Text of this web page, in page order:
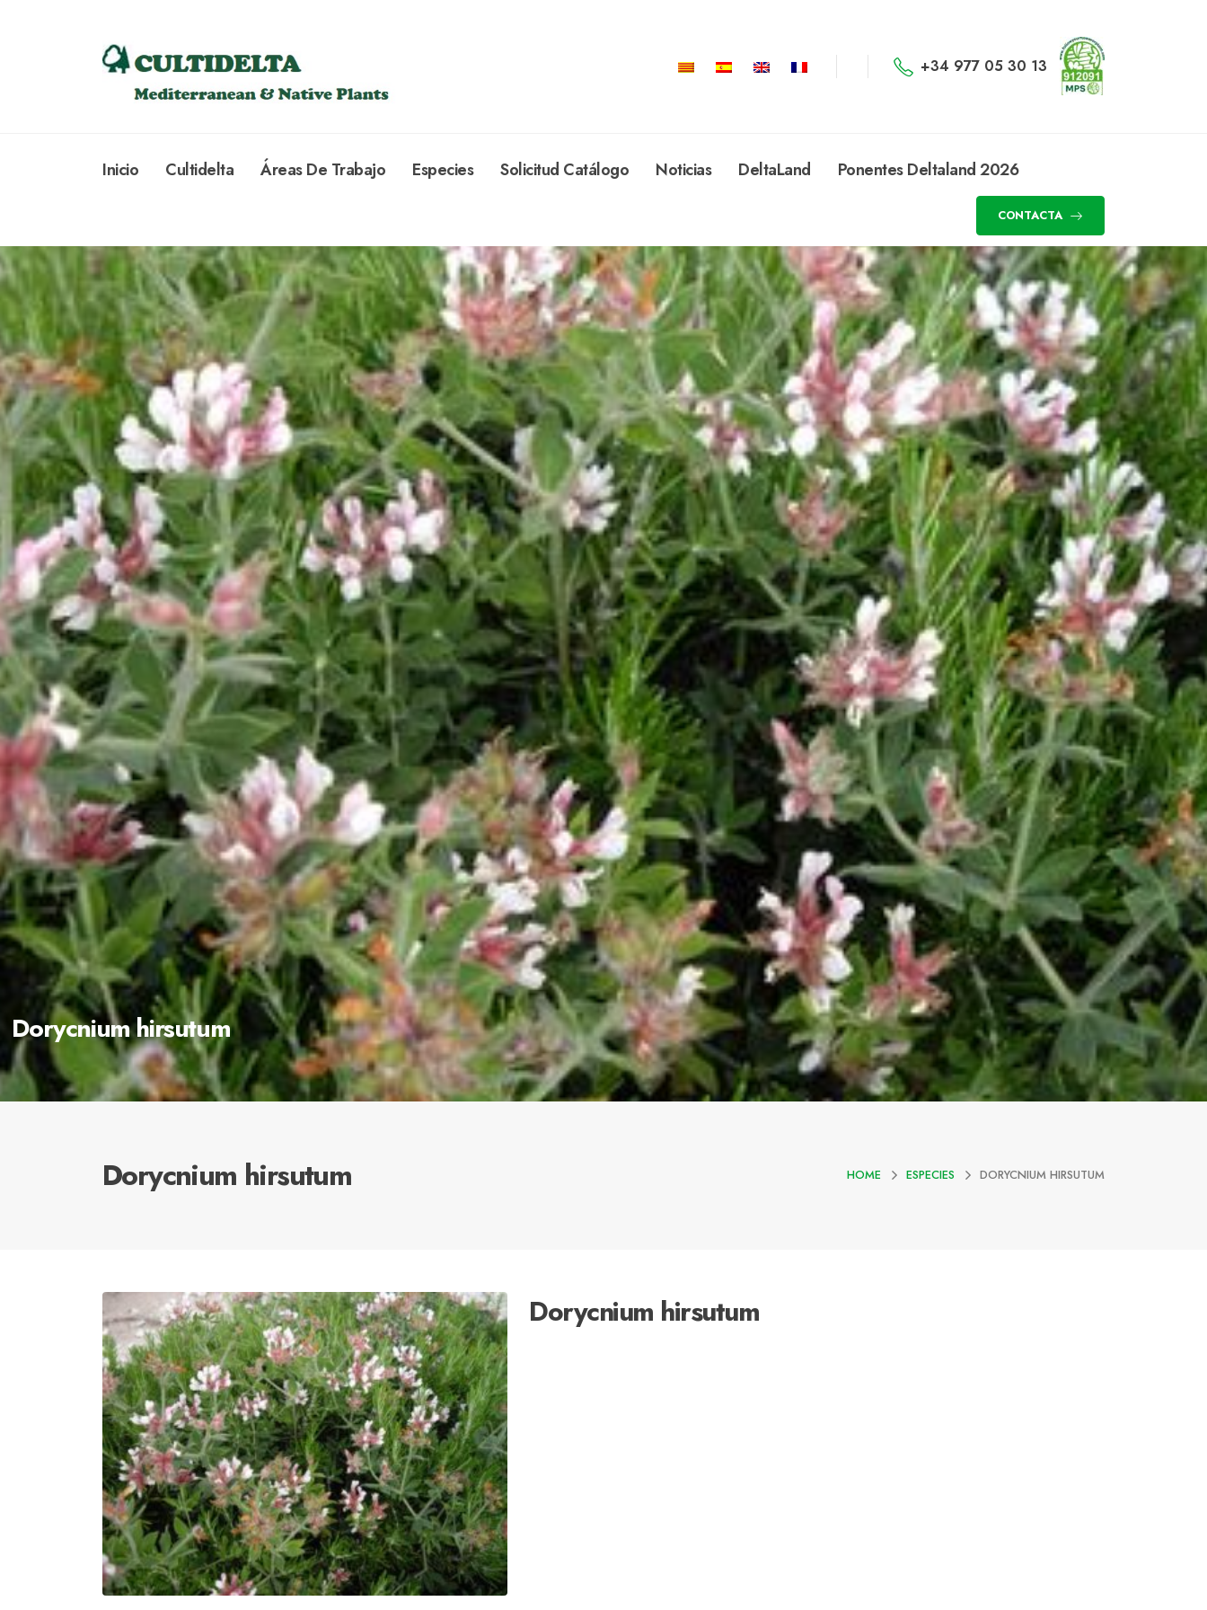
+34 977 05 30 13
Inicio Cultidelta Áreas De Trabajo Especies Solicitud Catálogo Noticias DeltaLand Ponentes Deltaland 2026
CONTACTA
Dorycnium hirsutum
Dorycnium hirsutum HOME ESPECIES DORYCNIUM HIRSUTUM
Dorycnium hirsutum